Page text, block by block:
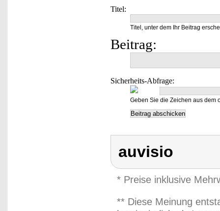
Titel:
Titel, unter dem Ihr Beitrag
Beitrag:
Sicherheits-Abfrage:
Geben Sie die Zeichen aus dem
auvisio
* Preise inklusive
** Diese Meinung